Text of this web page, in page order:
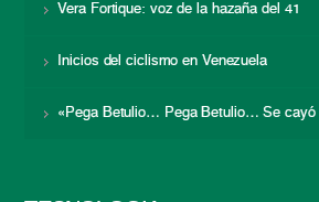
Vera Fortique: voz de la hazaña del 41
Inicios del ciclismo en Venezuela
«Pega Betulio… Pega Betulio… Se cayó